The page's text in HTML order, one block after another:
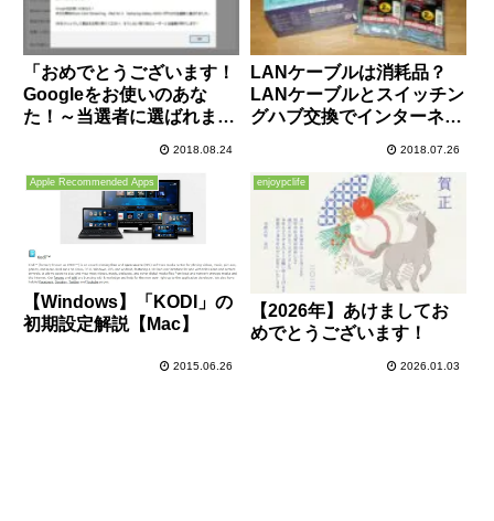
「おめでとうございます！
Googleをお使いのあな
た！～当選者に選ばれまし
欺。広告のリダイレクトが
原因？対処方法まとめ！
2018.08.24
LANケーブルは消耗品？
LANケーブルとスイッチン
グハブ交換でインターネッ
検証してみました！
2018.07.26
Apple Recommended Apps
【Windows】「KODI」の
初期設定解説【Mac】
2015.06.26
enjoypclife
【2026年】あけましてお
めでとうございます！
2026.01.03